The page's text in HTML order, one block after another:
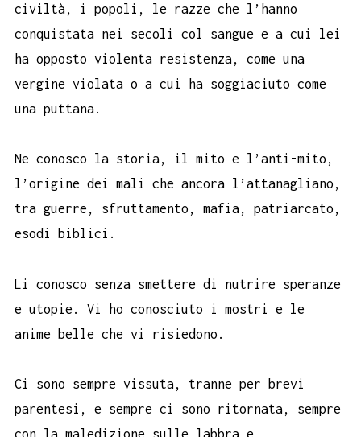
civiltà, i popoli, le razze che l’hanno
conquistata nei secoli col sangue e a cui lei
ha opposto violenta resistenza, come una
vergine violata o a cui ha soggiaciuto come
una puttana.
Ne conosco la storia, il mito e l’anti-mito,
l’origine dei mali che ancora l’attanagliano,
tra guerre, sfruttamento, mafia, patriarcato,
esodi biblici.
Li conosco senza smettere di nutrire speranze
e utopie. Vi ho conosciuto i mostri e le
anime belle che vi risiedono.
Ci sono sempre vissuta, tranne per brevi
parentesi, e sempre ci sono ritornata, sempre
con la maledizione sulle labbra e